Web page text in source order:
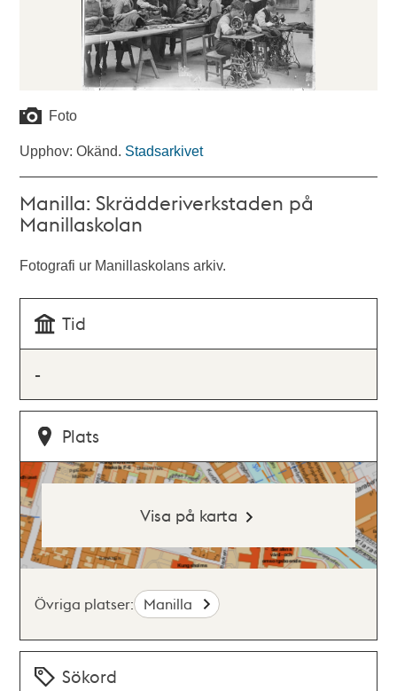
Foto
Upphov: Okänd. Stadsarkivet
Manilla: Skrädderiverkstaden på
Manillaskolan
Fotografi ur Manillaskolans arkiv.
Tid
-
Plats
Visa på karta
Övriga platser: Manilla
Sökord